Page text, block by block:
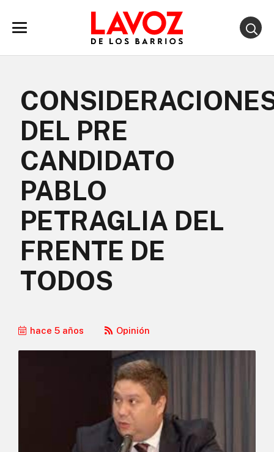
DEL PRE
CANDIDATO
PABLO
PETRAGLIA DEL
FRENTE DE
TODOS
hace 5 años Opinión